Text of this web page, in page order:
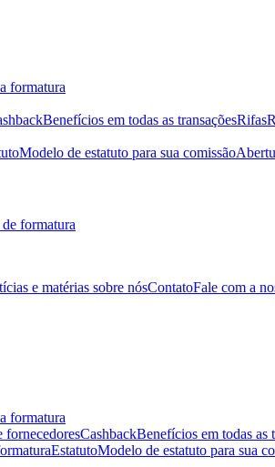
formatura
Benefícios em todas as transaçõesRifas
Modelo de estatuto para sua comissão
formatura
e matérias sobre nósContatoFale com a
formatura
fornecedoresCashbackBenefícios em todas as
EstatutoModelo de estatuto para sua